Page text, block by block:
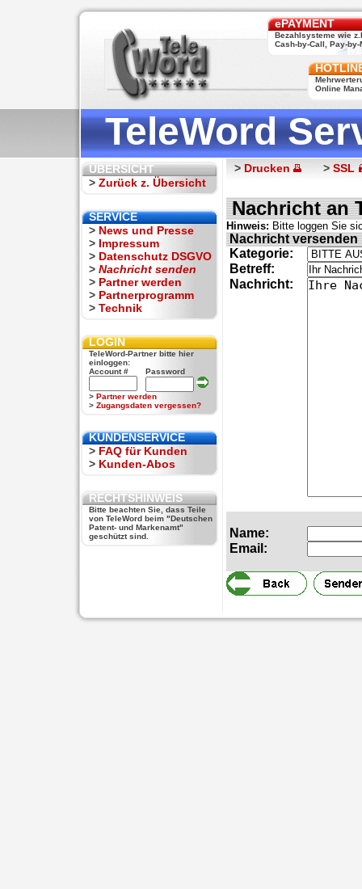
ePAYMENT
Bezahlsysteme wie
Cash-by-Call, Pay-by-
Online
TeleWord
ÜBERSICHT
> Zurück z. Übersicht
SERVICE
> News und Presse
> Impressum
> Datenschutz DSGVO
> Nachricht senden
> Partner werden
> Partnerprogramm
> Technik
LOGIN
TeleWord-Partner bitte hier
einloggen:
Account #
Password
> Partner werden
> Zugangsdaten vergessen?
KUNDENSERVICE
> FAQ für Kunden
> Kunden-Abos
RECHTSHINWEIS
Bitte beachten Sie, dass Teile
von TeleWord beim "Deutschen
Patent- und Markenamt"
geschützt sind.
> Drucken > SSL
Nachricht an
Hinweis: Bitte loggen Sie
Nachricht versenden
Kategorie:
Betreff:
Nachricht:
Name:
Email: